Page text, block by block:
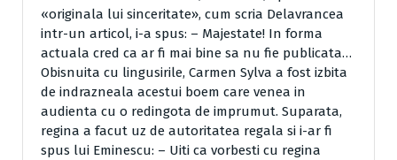
«originala lui sinceritate», cum scria Delavrancea
intr-un articol, i-a spus: – Majestate! In forma
actuala cred ca ar fi mai bine sa nu fie publicata…
Obisnuita cu lingusirile, Carmen Sylva a fost izbita
de indrazneala acestui boem care venea in
audienta cu o redingota de imprumut. Suparata,
regina a facut uz de autoritatea regala si i-ar fi
spus lui Eminescu: – Uiti ca vorbesti cu regina